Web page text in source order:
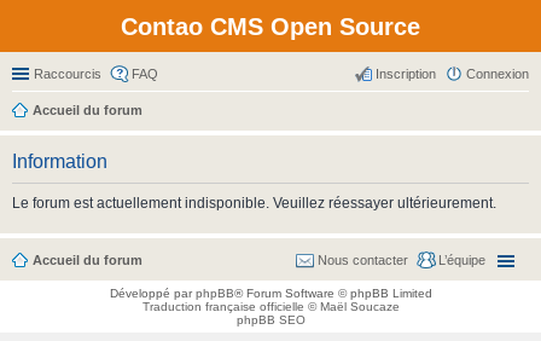
Contao CMS Open Source
Raccourcis FAQ Connexion
Inscription
Accueil du forum
Information
Le forum est actuellement indisponible. Veuillez réessayer ultérieurement.
Accueil du forum L’équipe
Nous contacter
Développé parphpBB® Forum Software © phpBB Limited
Traduction française officielle ©Maël Soucaze
phpBB SEO